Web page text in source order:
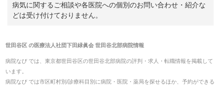
病気に関するご相談や各医院への個別のお問い合わせ・紹介な
どは受け付けておりません。
世田谷区の医療法人社団下田緑眞会 世田谷北部病院情報
病院なび では、 東京都世田谷区の世田谷北部病院の評判・求人・転職情報を掲載して
います。
病院なび では市区町村別/診療科目別に病院・医院・薬局を探せるほか、予約ができる